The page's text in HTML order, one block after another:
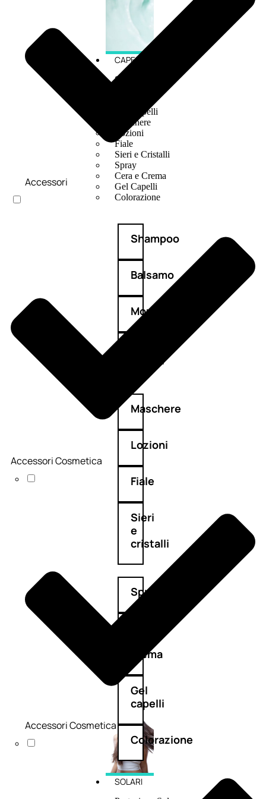
CAPELLI
Shampoo
Olii Capelli
Maschere
Lozioni
Fiale
Sieri e Cristalli
Spray
Cera e Crema
Gel Capelli
Colorazione
Shampoo
Balsamo
Mousse
capelli
Maschere
Lozioni
Fiale
Sieri
e
cristalli
Spray
crema
Gel
capelli
Colorazione
SOLARI
Accessori
Accessori Cosmetica
Accessori Cosmetica